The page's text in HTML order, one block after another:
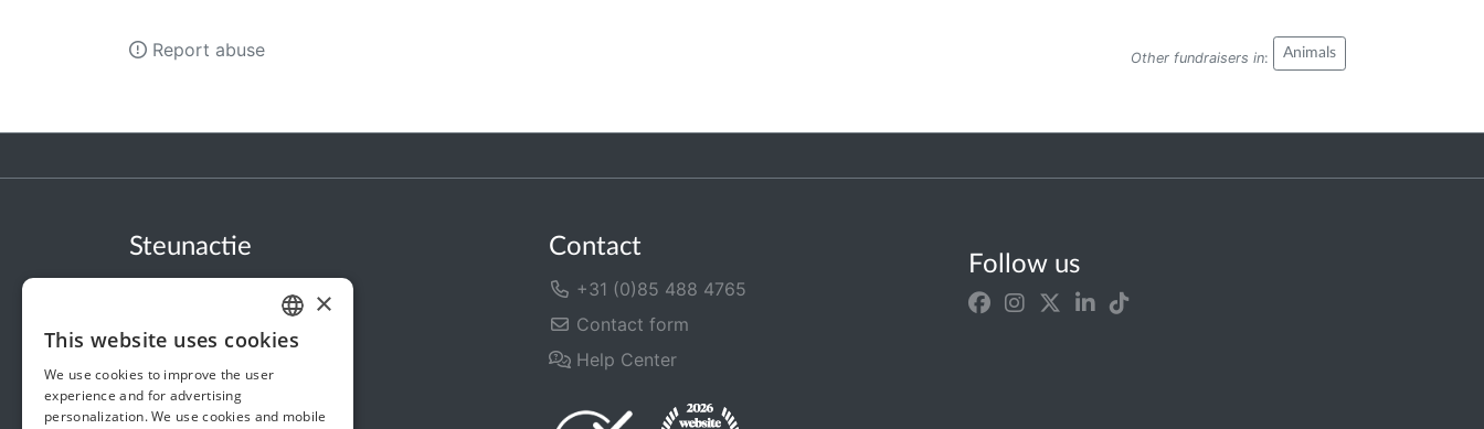
Other fundraisers in: Animals
Report abuse
Steunactie
Terms & Conditions
Contact
+31 (0)85 488 4765
Contact form
Help Center
Follow us
DUTCH
ENGLISH
×
This website uses cookies
We use cookies to improve the user
experience and for advertising
personalization. We use cookies and mobile